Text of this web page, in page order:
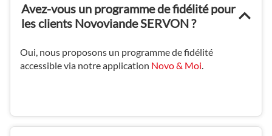
Avez-vous un programme de fidélité pour
les clients Novoviande SERVON ?
Oui, nous proposons un programme de fidélité
accessible via notre application Novo & Moi.